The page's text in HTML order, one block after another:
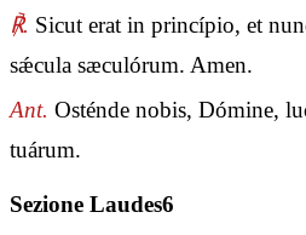
℟. Sicut erat in princípio, et
sǽcula sæculórum. Amen.
Ant. Osténde nobis, Dómine,
tuárum.
Sezione Laudes6